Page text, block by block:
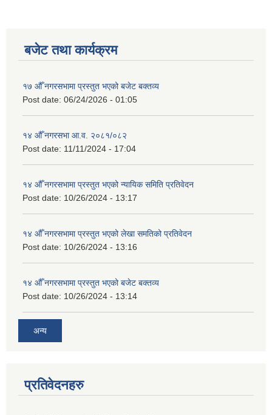
बजेट तथा कार्यक्रम
१७ औँ नगरसभामा प्रस्तुत भएको बजेट बक्तव्य
Post date: 06/24/2026 - 01:05
१४ औँ नगरसभा आ.व. २०८१/०८२
Post date: 11/11/2024 - 17:04
१४ औँ नगरसभामा प्रस्तुत भएको न्यायिक समिति प्रतिवेदन
Post date: 10/26/2024 - 13:17
१४ औँ नगरसभामा प्रस्तुत भएको लेखा समतिको प्रतिवेदन
Post date: 10/26/2024 - 13:16
१४ औँ नगरसभामा प्रस्तुत भएको बजेट बक्तव्य
Post date: 10/26/2024 - 13:14
अन्य
प्रतिवेदनहरु